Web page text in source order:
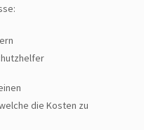
die Kosten zu